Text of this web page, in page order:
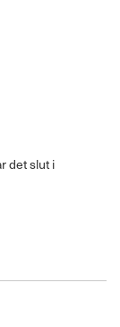
det slut i